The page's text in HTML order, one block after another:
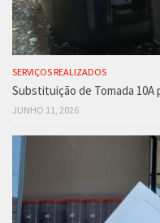
SERVIÇOS REALIZADOS
Substituição de Tomada 10A
JUNHO 11, 2026